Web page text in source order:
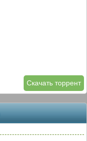
Скачать торрент